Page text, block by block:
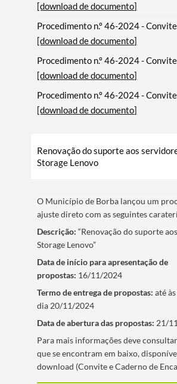
[download de documento]
Procedimento n.º 46-2024 -
[download de documento]
Procedimento n.º 46-2024 -
[download de documento]
Procedimento n.º 46-2024 -
[download de documento]
Renovação do suporte aos
Storage Lenovo
O Municí­pio de Borba lançou um
ajuste direto com as seguintes
Descrição:“Renovação do suporte
Storage Lenovo”
Data de iní­cio para apresentação de
propostas: 16/11/2024
Termo de entrega de propostas:até
dia 20/11/2024
Data de abertura das propostas: 21/
​Para mais informações deve
que se encontram em baixo,
download (Convite e Caderno de